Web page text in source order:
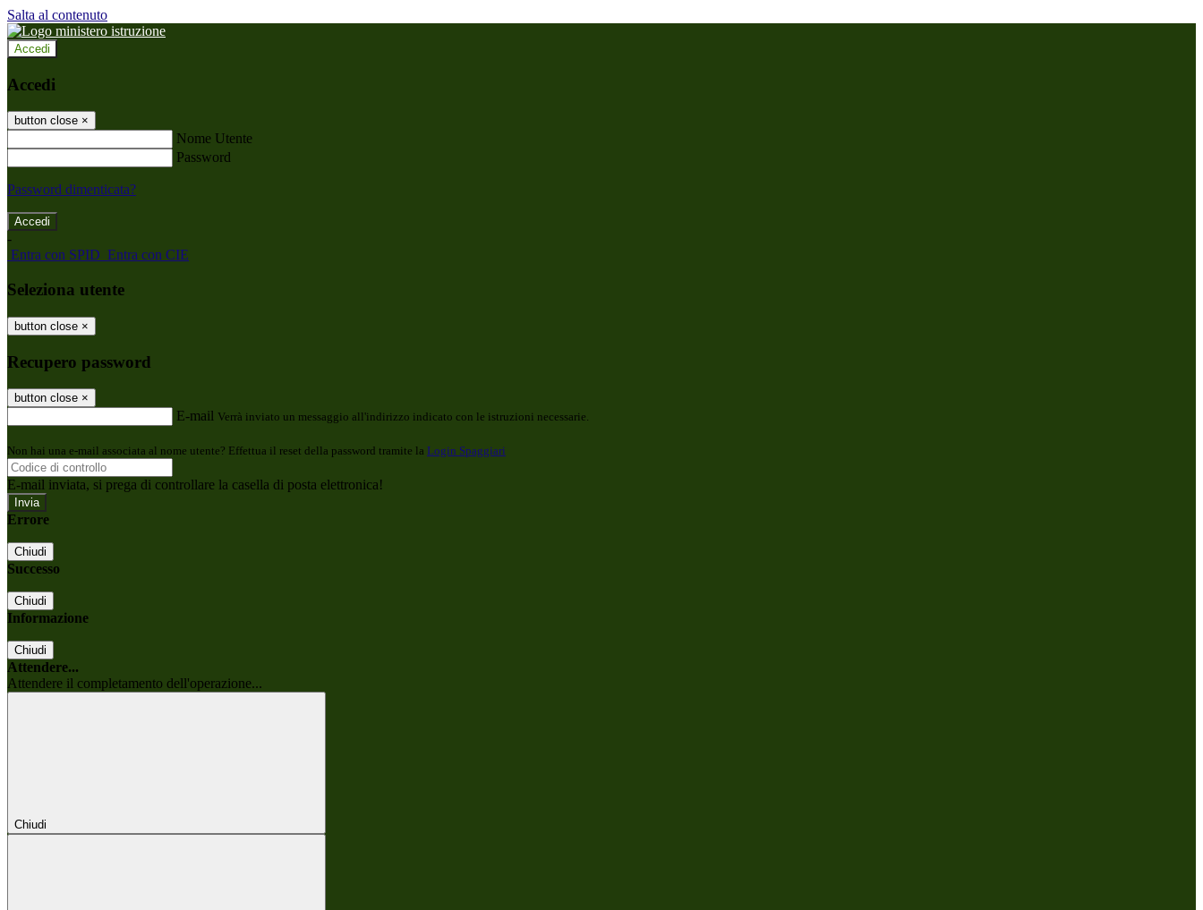
Salta al contenuto
Accedi
Accedi
button close ×
Nome Utente
Password
Password dimenticata?
-
Entra con SPID Entra con CIE
Seleziona utente
button close ×
Recupero password
button close ×
E-mail Verrà inviato un messaggio all'indirizzo indicato con le istruzioni necessarie.
Non hai una e-mail associata al nome utente? Effettua il reset della password tramite la Login Spaggiari
E-mail inviata, si prega di controllare la casella di posta elettronica!
Errore
Chiudi
Successo
Chiudi
Informazione
Chiudi
Attendere...
Attendere il completamento dell'operazione...
Chiudi